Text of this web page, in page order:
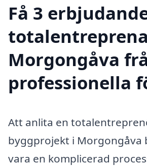
Få 3
Morgongåva
professionella
Att anlita en
byggprojekt i Morgongåva
vara en komplicerad